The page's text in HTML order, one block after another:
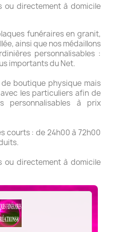
ou directement à domicile
funéraires en granit,
ainsi que nos médaillons
personnalisables :
importants du Net.
boutique physique mais
les particuliers afin de
personnalisables à prix
courts : de 24h00 à 72h00
ou directement à domicile